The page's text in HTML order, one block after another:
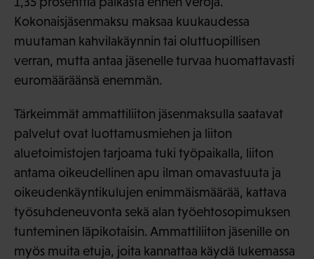
Kokonaisjäsenmaksu maksaa kuukaudessa
muutaman kahvilakäynnin tai oluttuopillisen
verran, mutta antaa jäsenelle turvaa huomattavasti
euromääräänsä enemmän.
Tärkeimmät ammattiliiton jäsenmaksulla saatavat
palvelut ovat luottamusmiehen ja liiton
aluetoimistojen tarjoama tuki työpaikalla, liiton
antama oikeudellinen apu ilman omavastuuta ja
oikeudenkäyntikulujen enimmäismäärää, kattava
työsuhdeneuvonta sekä alan työehtosopimuksen
tunteminen läpikotaisin. Ammattiliiton jäsenille on
myös muita etuja, joita kannattaa käydä lukemassa